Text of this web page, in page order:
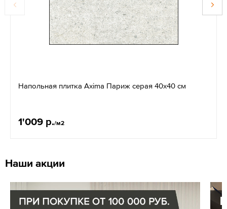
Напольная плитка Axima Париж серая 40x40 см
1'009 р./м2
Наши акции